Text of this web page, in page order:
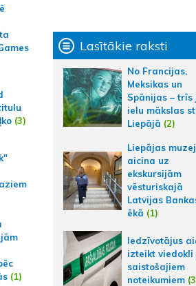
(3)
(1)
Lasītākie raksti
No Francijas,
Meksikas un
Spānijas – trīs
ielu mākslas
Liepājā (2)
Liepājas
aicina uz
ekskursijām
vēsturiskajā
Latvijas
ēkā (1)
Iedzīvotājus
izteikt viedokli
saistošajiem
noteikumiem